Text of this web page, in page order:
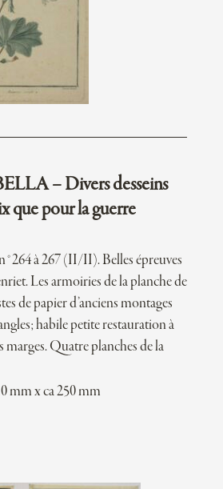
– Divers desseins
que pour la guerre
à 267 (II/II). Belles épreuves
Les armoiries de la planche de
de papier d’anciens montages
habile petite restauration à
marges. Quatre planches de la
mm x ca 250 mm